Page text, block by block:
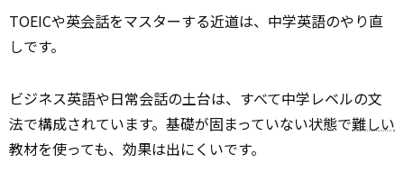
TOEICや英会話をマスターする近道は、中学英語のやり直
しです。
ビジネス英語や日常会話の土台は、すべて中学レベルの文
法で構成されています。基礎が固まっていない状態で難しい
教材を使っても、効果は出にくいです。